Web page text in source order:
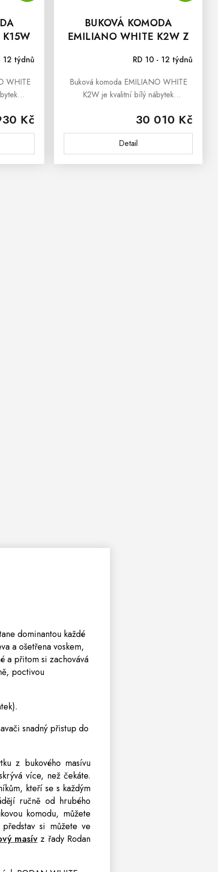
12 týdnů
Kč
WHITE
BUKOVÁ KOMODA
EMILIANO WHITE K2W Z
RD 10 - 12 týdnů
30 010 Kč
Detail
Buková komoda EMILIANO WHITE
K2W je kvalitní bílý nábytek
zamilovali pro jeho nenapodobitelnou a
originální strukturu. Buková komoda...
dominantou každé
a ošetřena voskem,
a přitom si zachovává
poctivou
snadný přistup do
z bukového masívu
více, než čekáte.
kteří se s každým
ručně od hrubého
komodu, můžete
si můžete ve
masív z řady Rodan